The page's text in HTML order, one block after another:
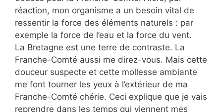
réaction, mon organisme a un besoin vital de
ressentir la force des éléments naturels : par
exemple la force de l’eau et la force du vent.
La Bretagne est une terre de contraste. La
Franche-Comté aussi me direz-vous. Mais cette
douceur suspecte et cette mollesse ambiante
me font tourner les yeux à l’extérieur de ma
Franche-Comté chérie. Ceci explique que je vais
reprendre dans les temps qui viennent mes